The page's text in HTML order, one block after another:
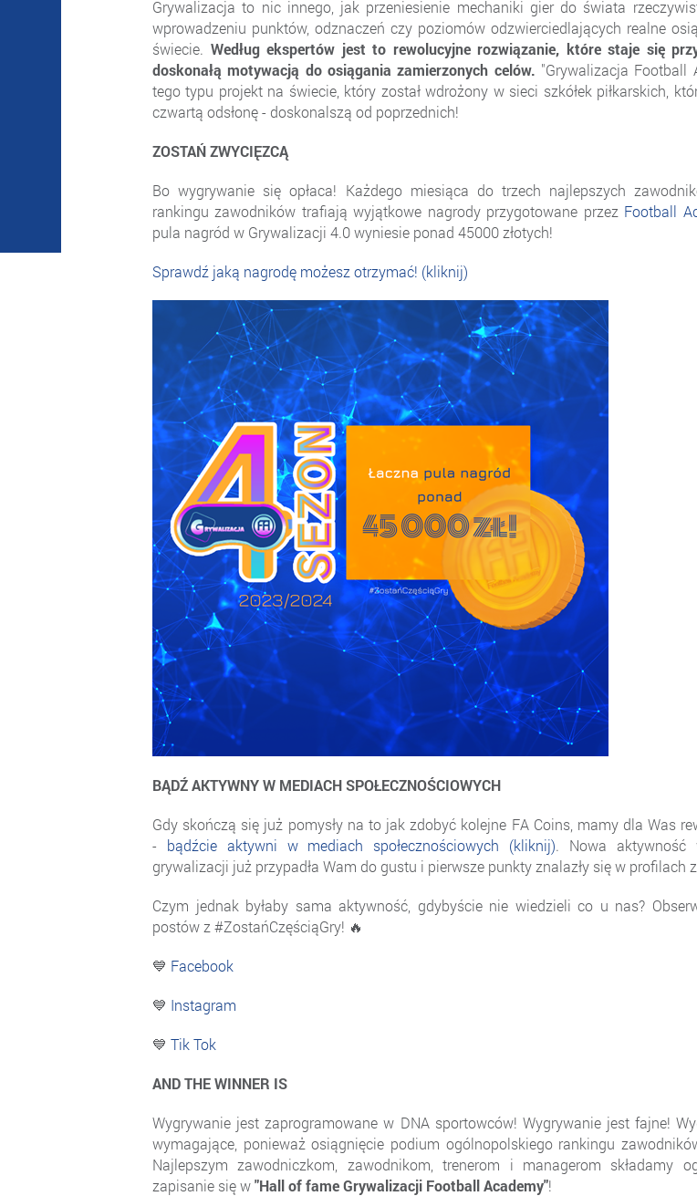
Grywalizacja to nic innego, jak przeniesienie mechaniki gier do świata
wprowadzeniu punktów, odznaczeń czy poziomów odzwierciedlających realne
świecie. Według ekspertów jest to rewolucyjne rozwiązanie, które staje się
doskonałą motywacją do osiągania zamierzonych celów. "Grywalizacja Football
tego typu projekt na świecie, który został wdrożony w sieci szkółek piłkarskich,
czwartą odsłonę - doskonalszą od poprzednich!
ZOSTAŃ ZWYCIĘZCĄ
Bo wygrywanie się opłaca! Każdego miesiąca do trzech najlepszych
rankingu zawodników trafiają wyjątkowe nagrody przygotowane przez Football
pula nagród w Grywalizacji 4.0 wyniesie ponad 45000 złotych!
Sprawdź jaką nagrodę możesz otrzymać! (kliknij)
BĄDŹ AKTYWNY W MEDIACH SPOŁECZNOŚCIOWYCH
Gdy skończą się już pomysły na to jak zdobyć kolejne FA Coins, mamy dla Was
- bądźcie aktywni w mediach społecznościowych (kliknij). Nowa aktywność
grywalizacji już przypadła Wam do gustu i pierwsze punkty znalazły się w profilach
Czym jednak byłaby sama aktywność, gdybyście nie wiedzieli co u nas?
postów z #ZostańCzęściąGry! 🔥
💙 Facebook
💙 Instagram
💙 Tik Tok
AND THE WINNER IS
Wygrywanie jest zaprogramowane w DNA sportowców! Wygrywanie jest fajne!
wymagające, ponieważ osiągnięcie podium ogólnopolskiego rankingu
Najlepszym zawodniczkom, zawodnikom, trenerom i managerom składamy
zapisanie się w"Hall of fame Grywalizacji Football Academy"!